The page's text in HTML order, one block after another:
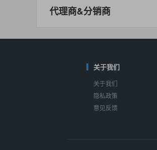
M74HC4852
相同功能 相似度 50%
TC4052BFT (东芝-Toshiba)
相似度 50%
代理商&分销商
关于我们
关于我们
隐私政策
意见反馈